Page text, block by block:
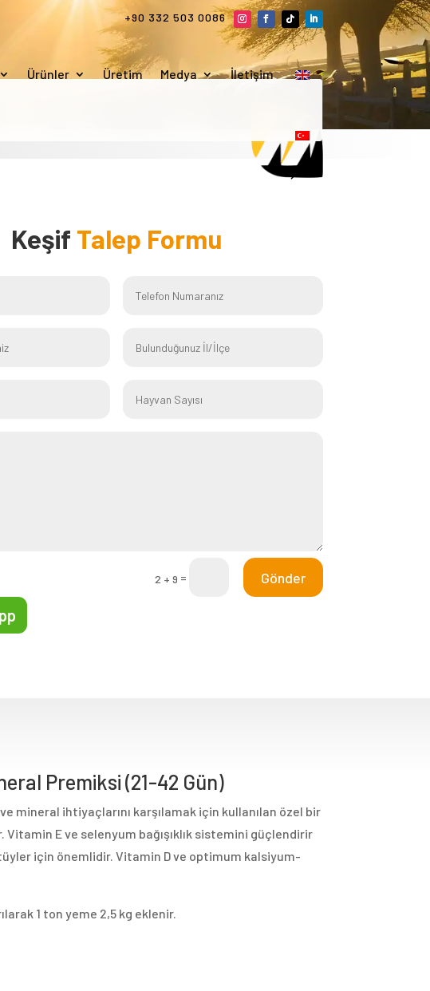
+90 332 503 0086
Ürünler Üretim Medya İletişim
Keşif Talep Formu
2 + 9 = Gönder
Premiksi (21-42 Gün)
mineral ihtiyaçlarını karşılamak için kullanılan özel bir
E ve selenyum bağışıklık sistemini güçlendirir
için önemlidir. Vitamin D ve optimum kalsiyum-
1 ton yeme 2,5 kg eklenir.